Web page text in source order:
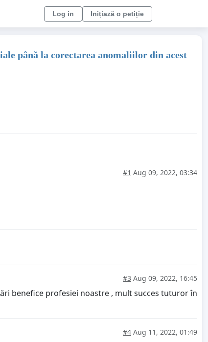
Log in Inițiază o petiție
până la corectarea anomaliilor din acest
#1 Aug 09, 2022, 03:34
#3 Aug 09, 2022, 16:45
benefice profesiei noastre , mult succes tuturor în
#4 Aug 11, 2022, 01:49